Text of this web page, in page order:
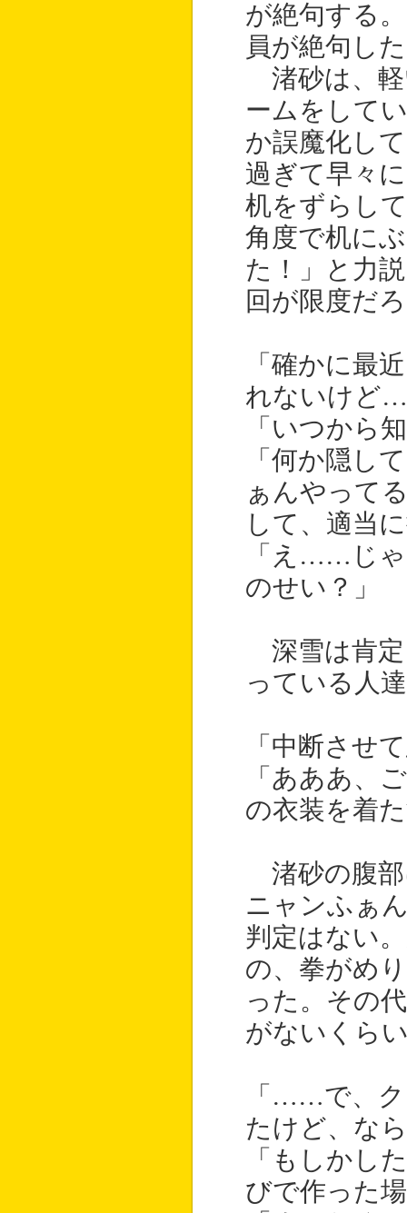
が絶句する
員が絶句し
渚砂は、軽
ームをして
か誤魔化し
過ぎて早々
机をずらし
角度で机に
た！」と力
回が限度だ
「確かに最
れないけど
「いつから
「何か隠し
ぁんやって
して、適当
「え……じ
のせい？」
深雪は肯定
っている人
「中断させ
「あああ、
の衣装を着
渚砂の腹部
ニャンふぁ
判定はない
の、拳がめ
った。その
がないくら
「……で、
たけど、な
「もしかし
びで作った